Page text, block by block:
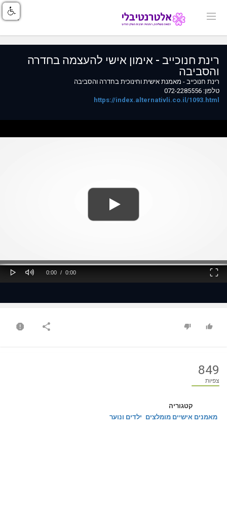
רינת חנוכייב - אימון אישי להעצמה בחדרה
והסביבה
רינת חנוכייב - מאמנת אישית וחינוכית בחדרה והסביבה
טלפון: 072-2285556
https://index.alternativli.co.il/1093.html
Play Mute
Current
0:00 /
Duration
0:00
Fullscreen
849
צפיות
קטגוריה
מאמנים אישיים מומלצים ילדים ונוער